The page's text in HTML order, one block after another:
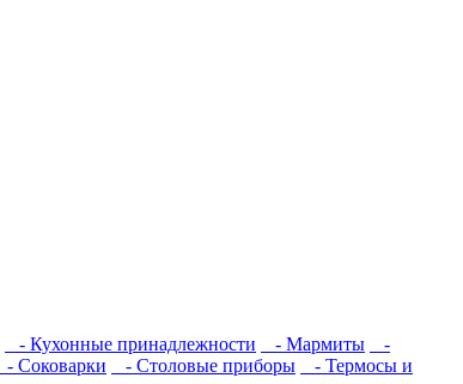
- Кухонные принадлежности - Мармиты
-
- Соковарки - Столовые приборы
- Термосы и